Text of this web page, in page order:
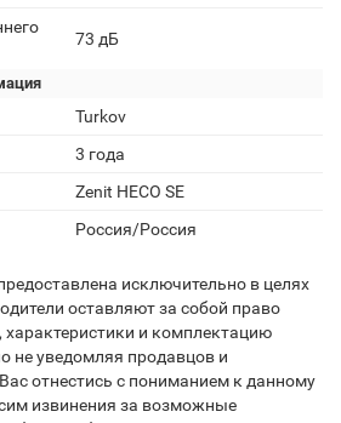
73 дБ
Turkov
3 года
Zenit HECO SE
Россия/Россия
исключительно в целях
оставляют за собой право
и комплектацию
не уведомляя продавцов и
отнестись с пониманием к данному
извинения за возможные